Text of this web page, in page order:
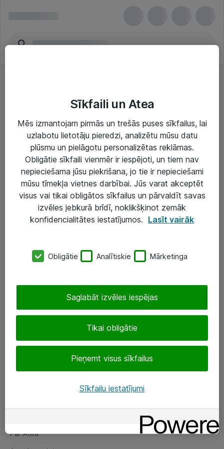
Risinājumi & Pakalpojumi
IT serviss un atbalsts
IT infrastruktūra
Darba vietu IT risinājumi
Serveri un datu centri
SIA „ATEA”
eShop@atea.lv
Sekojiet mums
Par Atea
Par Atea
Sīkfaili un Atea
Mēs izmantojam pirmās un trešās puses sīkfailus, lai
uzlabotu lietotāju pieredzi, analizētu mūsu datu
plūsmu un pielāgotu personalizētas reklāmas.
Obligātie sīkfaili vienmēr ir iespējoti, un tiem nav
nepieciešama jūsu piekrišana, jo tie ir nepieciešami
mūsu tīmekļa vietnes darbībai. Jūs varat akceptēt
visus vai tikai obligātos sīkfailus un pārvaldīt savas
izvēles jebkurā brīdī, noklikšķinot zemāk
konfidencialitātes iestatījumos. Lasīt vairāk
Obligātie Analītiskie Mārketinga
Tikai obligātie
Pieņemt visus sīkfailus
Saglabāt izvēles iespējas
Sīkfailu iestatījumi